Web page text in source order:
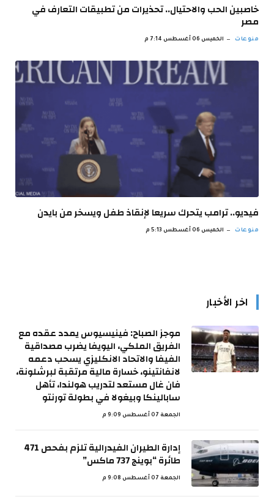
خاصبين الحب والاحتيال.. تحذيرات من تطبيقات التعارف في
مصر
منوعات الخميس 06 أغسطس 7:14 م
فيديو.. ترامب يتحرك سريعا لإنقاذ طفل ويسخر من بايدن
منوعات الخميس 06 أغسطس 5:13 م
اخر الأخبار
موجز الصباح: فينيسيوس يمدد عقده مع
الفريق الملكي، اليويفا يضرب مصداقية
الفيفا والاتحاد الانكليزي يسحب دعمه
لانفانتينو، خسارة مالية مرتقبة لبرشلونة،
فان غال مستعد لتدريب هولندا، تأهل
سابالينكا وبيغولا في بطولة تورنتو
الجمعة 07 أغسطس 9:09 م
إدارة الطيران الفيدرالية تلزم بفحص 471
طائرة “بوينج 737 ماكس”
الجمعة 07 أغسطس 9:08 م